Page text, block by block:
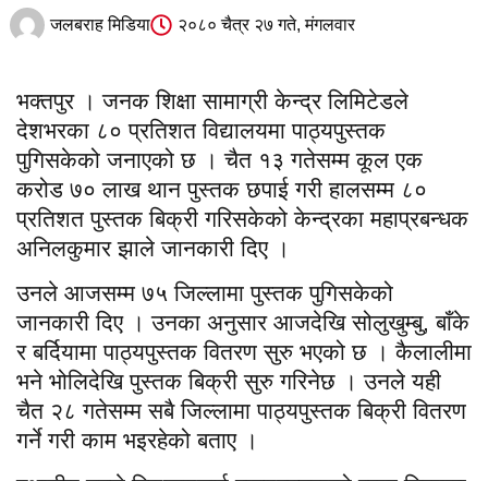
जलबराह मिडिया २०८० चैत्र २७ गते, मंगलवार
भक्तपुर । जनक शिक्षा सामाग्री केन्द्र लिमिटेडले
देशभरका ८० प्रतिशत विद्यालयमा पाठ्यपुस्तक
पुगिसकेको जनाएको छ । चैत १३ गतेसम्म कूल एक
करोड ७० लाख थान पुस्तक छपाई गरी हालसम्म ८०
प्रतिशत पुस्तक बिक्री गरिसकेको केन्द्रका महाप्रबन्धक
अनिलकुमार झाले जानकारी दिए ।
उनले आजसम्म ७५ जिल्लामा पुस्तक पुगिसकेको
जानकारी दिए । उनका अनुसार आजदेखि सोलुखुम्बु, बाँके
र बर्दियामा पाठ्यपुस्तक वितरण सुरु भएको छ । कैलालीमा
भने भोलिदेखि पुस्तक बिक्री सुरु गरिनेछ । उनले यही
चैत २८ गतेसम्म सबै जिल्लामा पाठ्यपुस्तक बिक्री वितरण
गर्ने गरी काम भइरहेको बताए ।